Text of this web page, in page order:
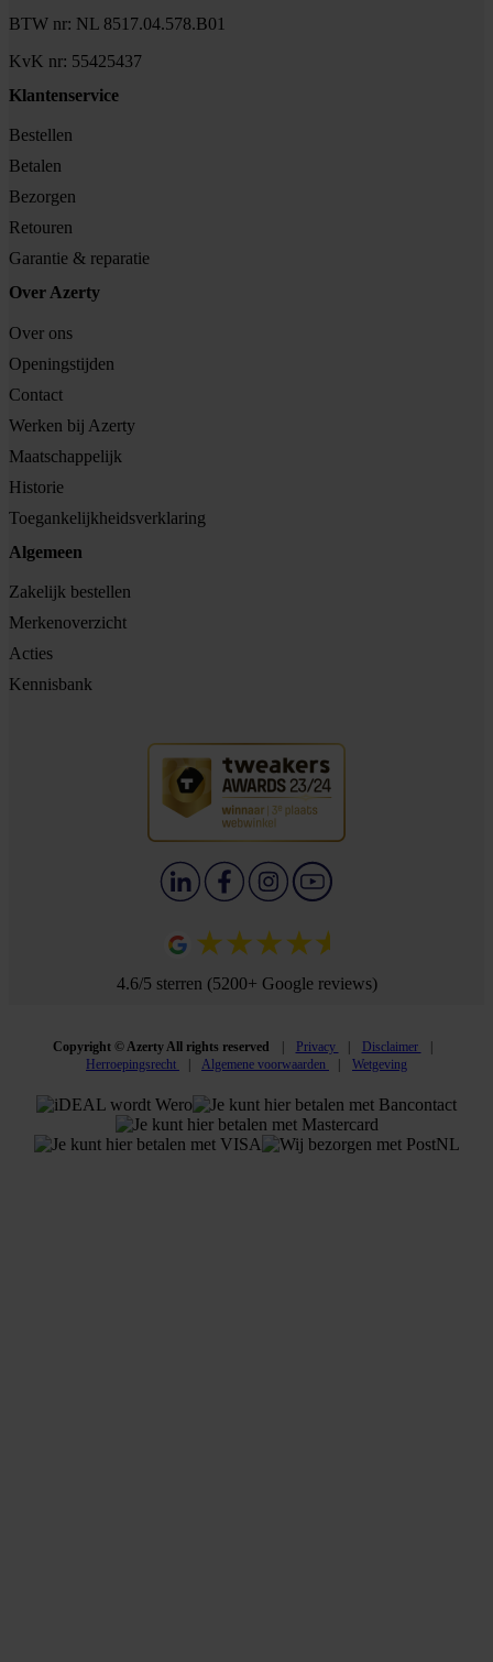
BTW nr: NL 8517.04.578.B01
KvK nr: 55425437
Klantenservice
Bestellen
Betalen
Bezorgen
Retouren
Garantie & reparatie
Over Azerty
Over ons
Openingstijden
Contact
Werken bij Azerty
Maatschappelijk
Historie
Toegankelijkheidsverklaring
Algemeen
Zakelijk bestellen
Merkenoverzicht
Acties
Kennisbank
4.6/5 sterren (5200+ Google reviews)
Copyright © Azerty All rights reserved Privacy
Disclaimer
Herroepingsrecht
Algemene voorwaarden Wetgeving